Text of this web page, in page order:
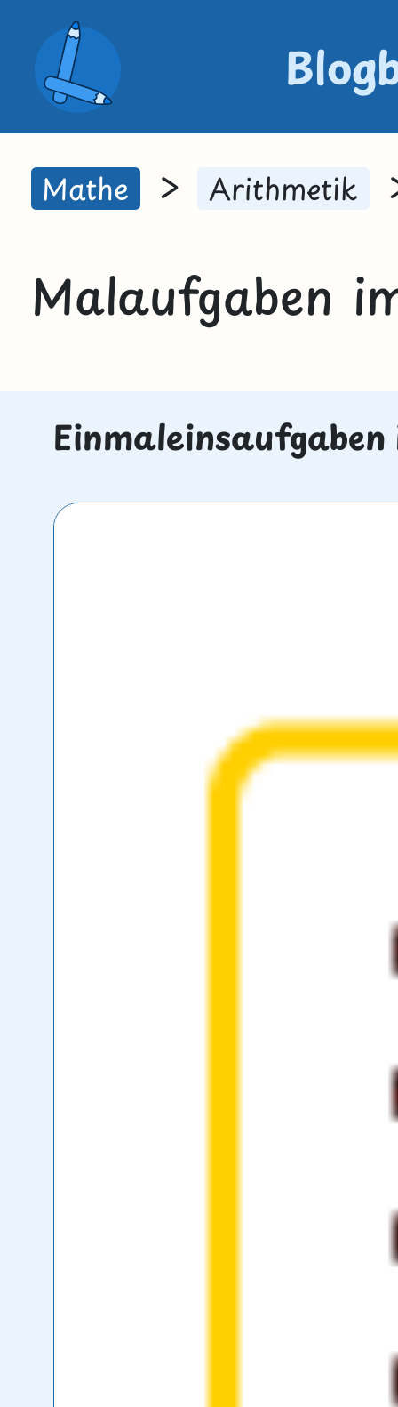
Mathe > Arithmetik
Malaufgaben